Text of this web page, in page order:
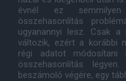
évnél ez
összehasonlítás
ugyanannyi lesz. Csak a
változik, ezért a korábbi
régi adatot módosítani
összehasonlítás
beszámoló végére, egy